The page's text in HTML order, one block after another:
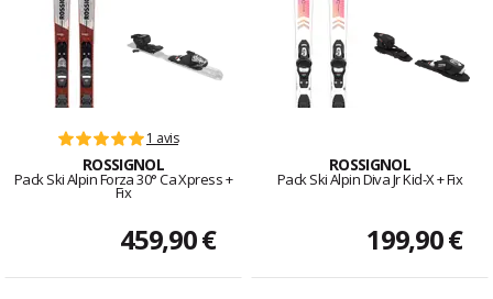
1 avis
ROSSIGNOL
Pack Ski Alpin Forza 30° Ca Xpress +
Fix
459,90 €
ROSSIGNOL
Pack Ski Alpin Diva Jr Kid-X + Fix
199,90 €